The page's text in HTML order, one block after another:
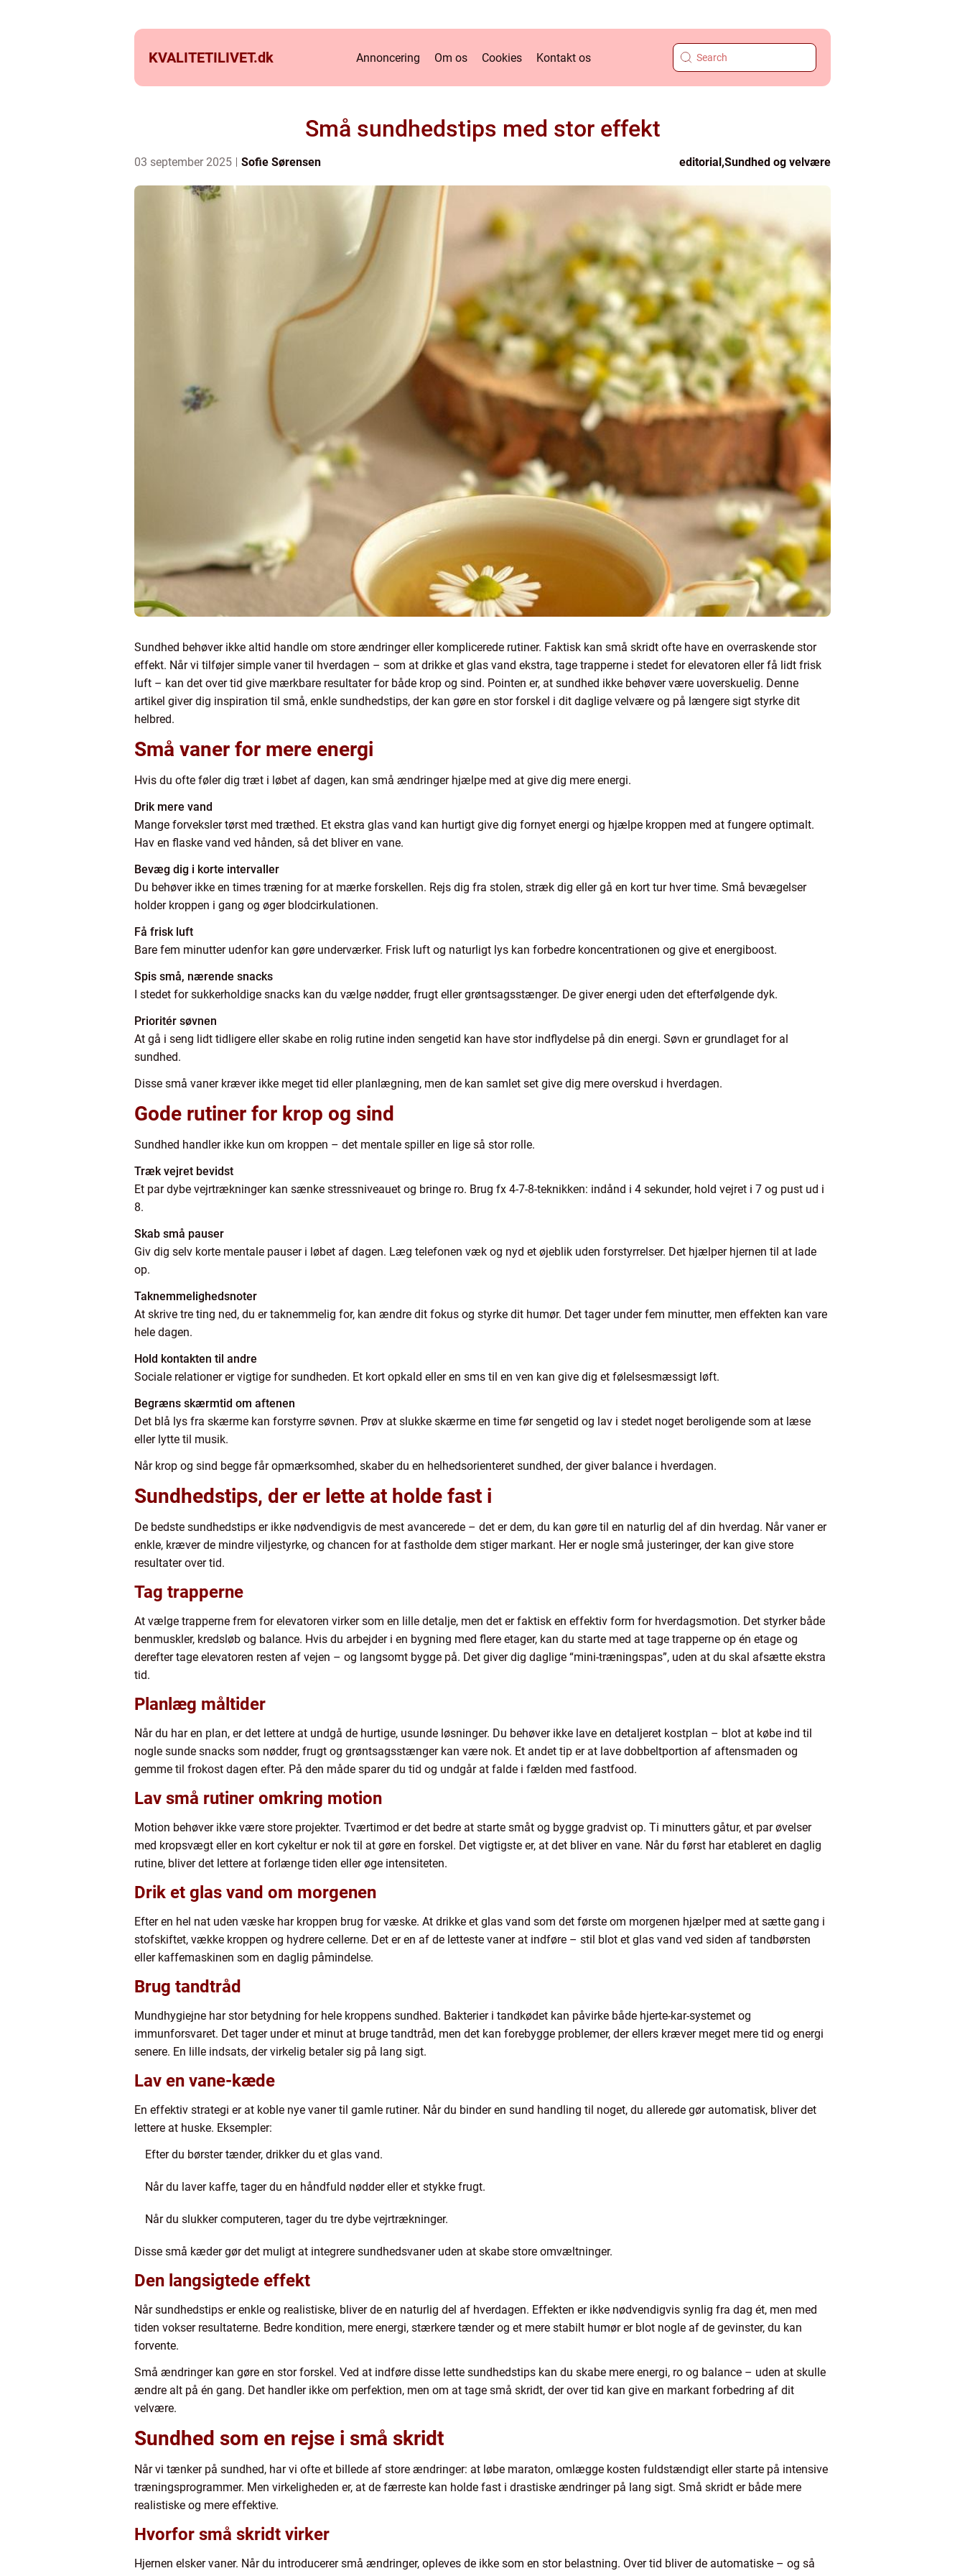
KVALITETILIVET.dk Annoncering Om os Cookies Kontakt os
Små sundhedstips med stor effekt
03 september 2025 Sofie Sørensen editorial,Sundhed og velvære
Sundhed behøver ikke altid handle om store ændringer eller komplicerede rutiner. Faktisk kan små skridt ofte have en overraskende stor
effekt. Når vi tilføjer simple vaner til hverdagen – som at drikke et glas vand ekstra, tage trapperne i stedet for elevatoren eller få lidt frisk
luft – kan det over tid give mærkbare resultater for både krop og sind. Pointen er, at sundhed ikke behøver være uoverskuelig. Denne
artikel giver dig inspiration til små, enkle sundhedstips, der kan gøre en stor forskel i dit daglige velvære og på længere sigt styrke dit
helbred.
Små vaner for mere energi
Hvis du ofte føler dig træt i løbet af dagen, kan små ændringer hjælpe med at give dig mere energi.
Drik mere vand
Mange forveksler tørst med træthed. Et ekstra glas vand kan hurtigt give dig fornyet energi og hjælpe kroppen med at fungere optimalt.
Hav en flaske vand ved hånden, så det bliver en vane.
Bevæg dig i korte intervaller
Du behøver ikke en times træning for at mærke forskellen. Rejs dig fra stolen, stræk dig eller gå en kort tur hver time. Små bevægelser
holder kroppen i gang og øger blodcirkulationen.
Få frisk luft
Bare fem minutter udenfor kan gøre underværker. Frisk luft og naturligt lys kan forbedre koncentrationen og give et energiboost.
Spis små, nærende snacks
I stedet for sukkerholdige snacks kan du vælge nødder, frugt eller grøntsagsstænger. De giver energi uden det efterfølgende dyk.
Prioritér søvnen
At gå i seng lidt tidligere eller skabe en rolig rutine inden sengetid kan have stor indflydelse på din energi. Søvn er grundlaget for al
sundhed.
Disse små vaner kræver ikke meget tid eller planlægning, men de kan samlet set give dig mere overskud i hverdagen.
Gode rutiner for krop og sind
Sundhed handler ikke kun om kroppen – det mentale spiller en lige så stor rolle.
Træk vejret bevidst
Et par dybe vejrtrækninger kan sænke stressniveauet og bringe ro. Brug fx 4-7-8-teknikken: indånd i 4 sekunder, hold vejret i 7 og pust ud i
8.
Skab små pauser
Giv dig selv korte mentale pauser i løbet af dagen. Læg telefonen væk og nyd et øjeblik uden forstyrrelser. Det hjælper hjernen til at lade
op.
Taknemmelighedsnoter
At skrive tre ting ned, du er taknemmelig for, kan ændre dit fokus og styrke dit humør. Det tager under fem minutter, men effekten kan vare
hele dagen.
Hold kontakten til andre
Sociale relationer er vigtige for sundheden. Et kort opkald eller en sms til en ven kan give dig et følelsesmæssigt løft.
Begræns skærmtid om aftenen
Det blå lys fra skærme kan forstyrre søvnen. Prøv at slukke skærme en time før sengetid og lav i stedet noget beroligende som at læse
eller lytte til musik.
Når krop og sind begge får opmærksomhed, skaber du en helhedsorienteret sundhed, der giver balance i hverdagen.
Sundhedstips, der er lette at holde fast i
De bedste sundhedstips er ikke nødvendigvis de mest avancerede – det er dem, du kan gøre til en naturlig del af din hverdag. Når vaner er
enkle, kræver de mindre viljestyrke, og chancen for at fastholde dem stiger markant. Her er nogle små justeringer, der kan give store
resultater over tid.
Tag trapperne
At vælge trapperne frem for elevatoren virker som en lille detalje, men det er faktisk en effektiv form for hverdagsmotion. Det styrker både
benmuskler, kredsløb og balance. Hvis du arbejder i en bygning med flere etager, kan du starte med at tage trapperne op én etage og
derefter tage elevatoren resten af vejen – og langsomt bygge på. Det giver dig daglige “mini-træningspas”, uden at du skal afsætte ekstra
tid.
Planlæg måltider
Når du har en plan, er det lettere at undgå de hurtige, usunde løsninger. Du behøver ikke lave en detaljeret kostplan – blot at købe ind til
nogle sunde snacks som nødder, frugt og grøntsagsstænger kan være nok. Et andet tip er at lave dobbeltportion af aftensmaden og
gemme til frokost dagen efter. På den måde sparer du tid og undgår at falde i fælden med fastfood.
Lav små rutiner omkring motion
Motion behøver ikke være store projekter. Tværtimod er det bedre at starte småt og bygge gradvist op. Ti minutters gåtur, et par øvelser
med kropsvægt eller en kort cykeltur er nok til at gøre en forskel. Det vigtigste er, at det bliver en vane. Når du først har etableret en daglig
rutine, bliver det lettere at forlænge tiden eller øge intensiteten.
Drik et glas vand om morgenen
Efter en hel nat uden væske har kroppen brug for væske. At drikke et glas vand som det første om morgenen hjælper med at sætte gang i
stofskiftet, vække kroppen og hydrere cellerne. Det er en af de letteste vaner at indføre – stil blot et glas vand ved siden af tandbørsten
eller kaffemaskinen som en daglig påmindelse.
Brug tandtråd
Mundhygiejne har stor betydning for hele kroppens sundhed. Bakterier i tandkødet kan påvirke både hjerte-kar-systemet og
immunforsvaret. Det tager under et minut at bruge tandtråd, men det kan forebygge problemer, der ellers kræver meget mere tid og energi
senere. En lille indsats, der virkelig betaler sig på lang sigt.
Lav en vane-kæde
En effektiv strategi er at koble nye vaner til gamle rutiner. Når du binder en sund handling til noget, du allerede gør automatisk, bliver det
lettere at huske. Eksempler:
Efter du børster tænder, drikker du et glas vand.
Når du laver kaffe, tager du en håndfuld nødder eller et stykke frugt.
Når du slukker computeren, tager du tre dybe vejrtrækninger.
Disse små kæder gør det muligt at integrere sundhedsvaner uden at skabe store omvæltninger.
Den langsigtede effekt
Når sundhedstips er enkle og realistiske, bliver de en naturlig del af hverdagen. Effekten er ikke nødvendigvis synlig fra dag ét, men med
tiden vokser resultaterne. Bedre kondition, mere energi, stærkere tænder og et mere stabilt humør er blot nogle af de gevinster, du kan
forvente.
Små ændringer kan gøre en stor forskel. Ved at indføre disse lette sundhedstips kan du skabe mere energi, ro og balance – uden at skulle
ændre alt på én gang. Det handler ikke om perfektion, men om at tage små skridt, der over tid kan give en markant forbedring af dit
velvære.
Sundhed som en rejse i små skridt
Når vi tænker på sundhed, har vi ofte et billede af store ændringer: at løbe maraton, omlægge kosten fuldstændigt eller starte på intensive
træningsprogrammer. Men virkeligheden er, at de færreste kan holde fast i drastiske ændringer på lang sigt. Små skridt er både mere
realistiske og mere effektive.
Hvorfor små skridt virker
Hjernen elsker vaner. Når du introducerer små ændringer, opleves de ikke som en stor belastning. Over tid bliver de automatiske – og så